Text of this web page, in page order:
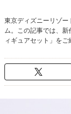
東京ディズニーリゾー
ム。この記事では、
ィギュアセット」をご